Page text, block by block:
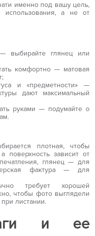
именно под вашу цель,
использования, а не от
выбирайте глянец или
комфортно — матовая
и «предметности» —
дают максимальный
руками — подумайте о
плотная, чтобы
поверхность зависит от
глянец — для
фактура — для
требует хорошей
чтобы фото выглядели
листании.
и ее